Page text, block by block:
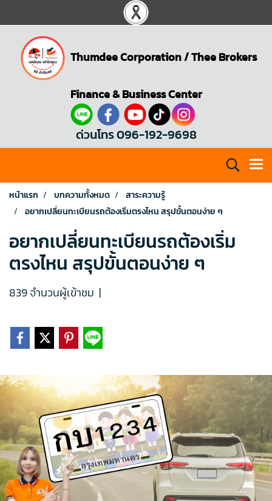
Thumdee Corporation/Thee Brokers
Finance & Business Center
ด่วนโทร 096-192-9698
หน้าแรก บทความทั้งหมด
สาระความรู้
อยากเปลี่ยนทะเบียนรถต้องเริ่มตรงไหน สรุปขั้นตอนง่าย ๆ
อยากเปลี่ยนทะเบียนรถต้องเริ่ม
ตรงไหน สรุปขั้นตอนง่าย ๆ
839 จำนวนผู้เข้าชม |